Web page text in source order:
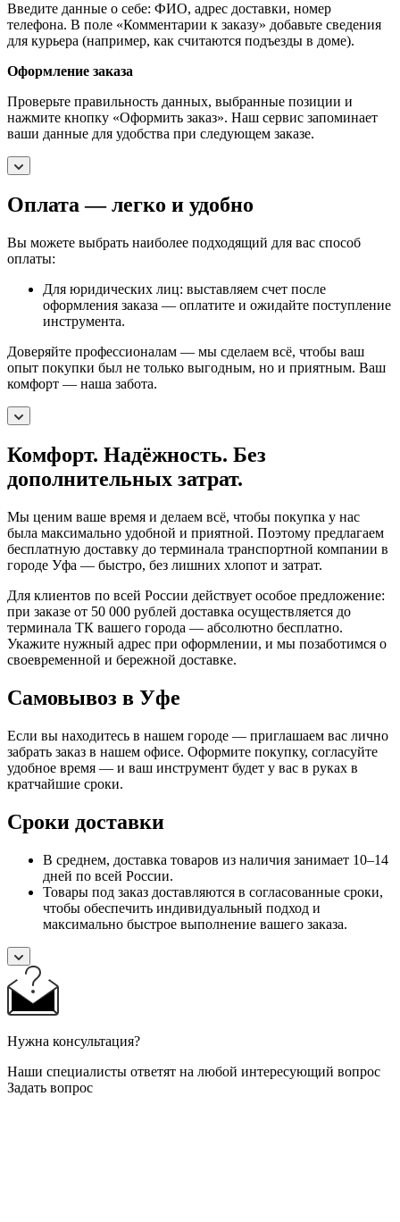
Введите данные о себе: ФИО, адрес доставки, номер
телефона. В поле «Комментарии к заказу» добавьте сведения
для курьера (например, как считаются подъезды в доме).
Оформление заказа
Проверьте правильность данных, выбранные позиции и
нажмите кнопку «Оформить заказ». Наш сервис запоминает
ваши данные для удобства при следующем заказе.
Оплата — легко и удобно
Вы можете выбрать наиболее подходящий для вас способ
оплаты:
Для юридических лиц: выставляем счет после
оформления заказа — оплатите и ожидайте поступление
инструмента.
Доверяйте профессионалам — мы сделаем всё, чтобы ваш
опыт покупки был не только выгодным, но и приятным. Ваш
комфорт — наша забота.
Комфорт. Надёжность. Без
дополнительных затрат.
Мы ценим ваше время и делаем всё, чтобы покупка у нас
была максимально удобной и приятной. Поэтому предлагаем
бесплатную доставку до терминала транспортной компании в
городе Уфа — быстро, без лишних хлопот и затрат.
Для клиентов по всей России действует особое предложение:
при заказе от 50 000 рублей доставка осуществляется до
терминала ТК вашего города — абсолютно бесплатно.
Укажите нужный адрес при оформлении, и мы позаботимся о
своевременной и бережной доставке.
Самовывоз в Уфе
Если вы находитесь в нашем городе — приглашаем вас лично
забрать заказ в нашем офисе. Оформите покупку, согласуйте
удобное время — и ваш инструмент будет у вас в руках в
кратчайшие сроки.
Сроки доставки
В среднем, доставка товаров из наличия занимает 10–14
дней по всей России.
Товары под заказ доставляются в согласованные сроки,
чтобы обеспечить индивидуальный подход и
максимально быстрое выполнение вашего заказа.
Нужна консультация?
Наши специалисты ответят на любой интересующий вопрос
Задать вопрос